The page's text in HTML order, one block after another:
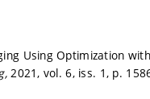
Using Optimization
2021, vol. 6, iss. 1, p.